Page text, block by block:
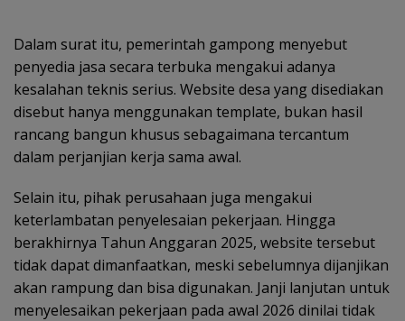
Dalam surat itu, pemerintah gampong menyebut
penyedia jasa secara terbuka mengakui adanya
kesalahan teknis serius. Website desa yang disediakan
disebut hanya menggunakan template, bukan hasil
rancang bangun khusus sebagaimana tercantum
dalam perjanjian kerja sama awal.
Selain itu, pihak perusahaan juga mengakui
keterlambatan penyelesaian pekerjaan. Hingga
berakhirnya Tahun Anggaran 2025, website tersebut
tidak dapat dimanfaatkan, meski sebelumnya dijanjikan
akan rampung dan bisa digunakan. Janji lanjutan untuk
menyelesaikan pekerjaan pada awal 2026 dinilai tidak